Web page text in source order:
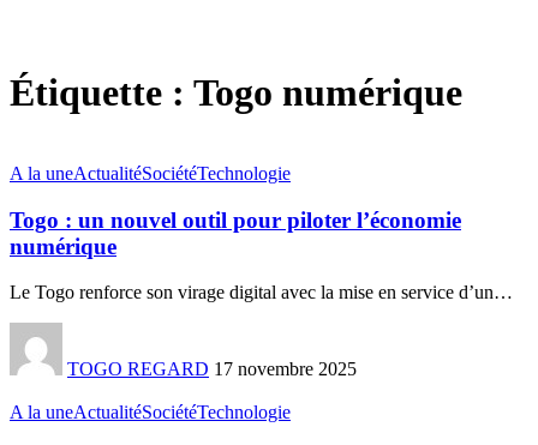
Étiquette : Togo numérique
A la uneActualitéSociétéTechnologie
Togo : un nouvel outil pour piloter l’économie
numérique
Le Togo renforce son virage digital avec la mise en service d’un…
TOGO REGARD 17 novembre 2025
A la uneActualitéSociétéTechnologie